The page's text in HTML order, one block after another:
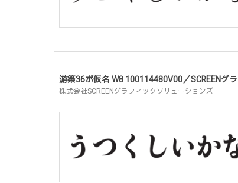
游築36ポ仮名 W8 100114480V00／SCREENグ
株式会社SCREENグラフィックソリューションズ